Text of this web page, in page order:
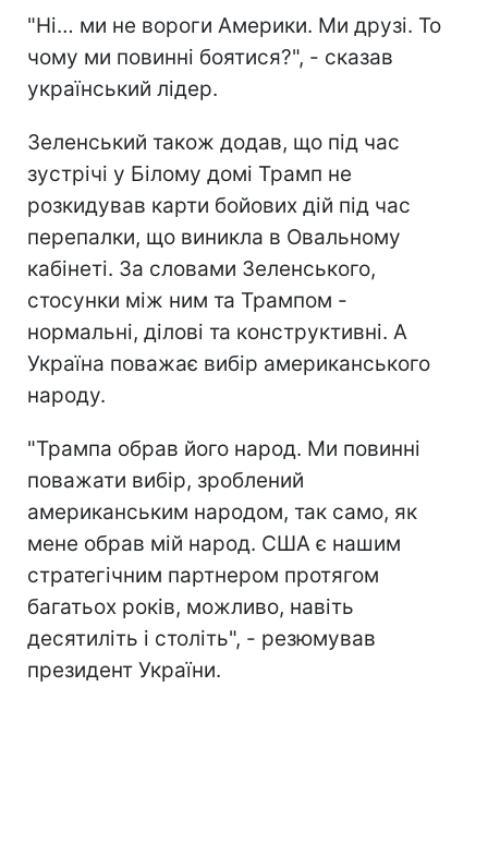
"Ні… ми не вороги Америки. Ми друзі. То
чому ми повинні боятися?", - сказав
український лідер.
Зеленський також додав, що під час
зустрічі у Білому домі Трамп не
розкидував карти бойових дій під час
перепалки, що виникла в Овальному
кабінеті. За словами Зеленського,
стосунки між ним та Трампом -
нормальні, ділові та конструктивні. А
Україна поважає вибір американського
народу.
"Трампа обрав його народ. Ми повинні
поважати вибір, зроблений
американським народом, так само, як
мене обрав мій народ. США є нашим
стратегічним партнером протягом
багатьох років, можливо, навіть
десятиліть і століть", - резюмував
президент України.